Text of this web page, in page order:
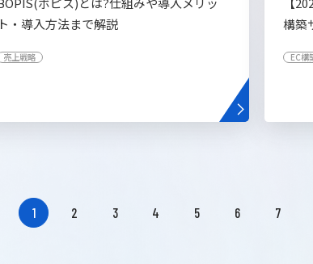
ト・導入方法まで解説
売上戦略
構築
EC構
1 2 3 4 5 6 7